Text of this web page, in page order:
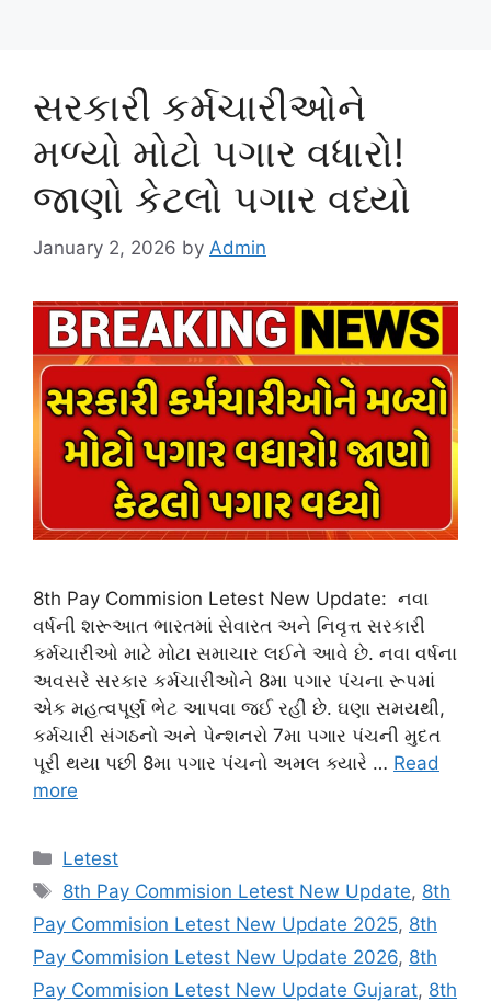
સરકારી કર્મચારીઓને
મળ્યો મોટો પગાર વધારો!
જાણો કેટલો પગાર વધ્યો
January 2, 2026 by Admin
8th Pay Commision Letest New Update: નવા
વર્ષની શરૂઆત ભારતમાં સેવારત અને નિવૃત્ત સરકારી
કર્મચારીઓ માટે મોટા સમાચાર લઈને આવે છે. નવા વર્ષના
અવસરે સરકાર કર્મચારીઓને 8મા પગાર પંચના રૂપમાં
એક મહત્વપૂર્ણ ભેટ આપવા જઈ રહી છે. ઘણા સમયથી,
કર્મચારી સંગઠનો અને પેન્શનરો 7મા પગાર પંચની મુદત
પૂરી થયા પછી 8મા પગાર પંચનો અમલ ક્યારે … Read
more
Categories
Letest
Tags
8th Pay Commision Letest New Update, 8th
Pay Commision Letest New Update 2025, 8th
Pay Commision Letest New Update 2026, 8th
Pay Commision Letest New Update Gujarat, 8th